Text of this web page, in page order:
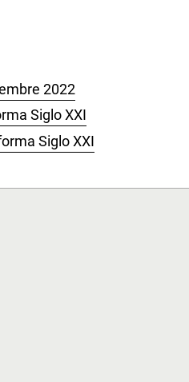
2022
Siglo XXI
Siglo XXI